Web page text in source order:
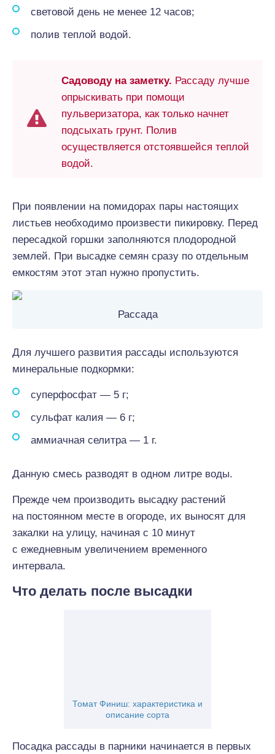
световой день не менее 12 часов;
полив теплой водой.
Садоводу на заметку. Рассаду лучше
опрыскивать при помощи
пульверизатора, как только начнет
подсыхать грунт. Полив
осуществляется отстоявшейся теплой
водой.
При появлении на помидорах пары настоящих
листьев необходимо произвести пикировку. Перед
пересадкой горшки заполняются плодородной
землей. При высадке семян сразу по отдельным
емкостям этот этап нужно пропустить.
Рассада
Для лучшего развития рассады используются
минеральные подкормки:
суперфосфат — 5 г;
сульфат калия — 6 г;
аммиачная селитра — 1 г.
Данную смесь разводят в одном литре воды.
Прежде чем производить высадку растений
на постоянном месте в огороде, их выносят для
закалки на улицу, начиная с 10 минут
с ежедневным увеличением временного
интервала.
Что делать после высадки
Томат Финиш: характеристика и
описание сорта
Посадка рассады в парники начинается в первых